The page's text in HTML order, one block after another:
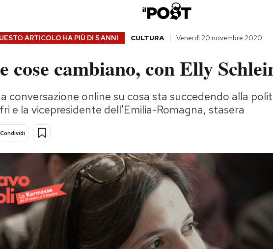
2026
ARTICOLO HA PIÙ DI 5 ANNI CULTURA Venerdì 20 novembre 2020
cose cambiano, con Elly
conversazione online su cosa sta succedendo alla
e la vicepresidente dell'Emilia-Romagna, stasera
Condividi